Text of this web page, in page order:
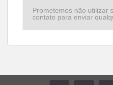
Prometemos não utilizar
contato para enviar